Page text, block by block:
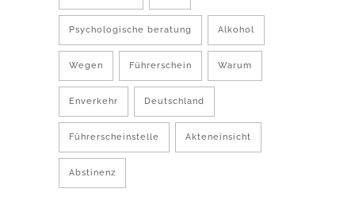
Psychologische beratung Alkohol
Wegen Führerschein Warum
Enverkehr Deutschland
Führerscheinstelle Akteneinsicht
Abstinenz